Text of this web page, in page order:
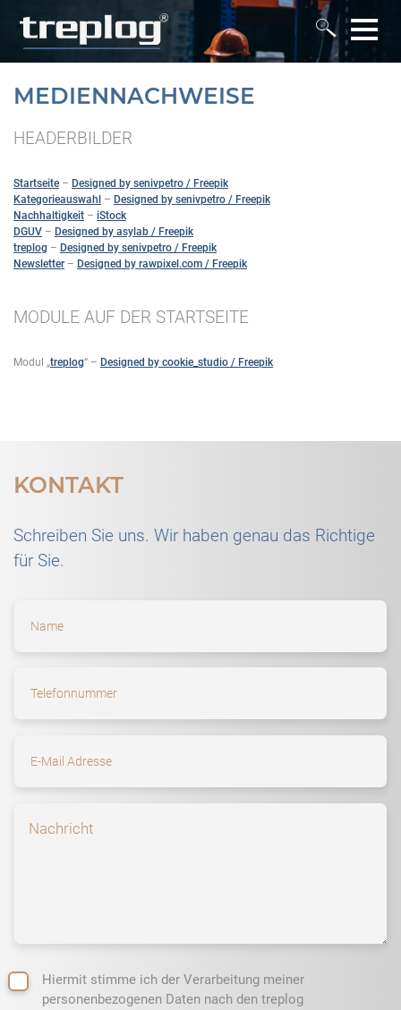
MEDIENNACHWEISE
HEADERBILDER
Startseite – Designed by senivpetro / Freepik
Kategorieauswahl – Designed by senivpetro / Freepik
Nachhaltigkeit – iStock
DGUV – Designed by asylab / Freepik
treplog – Designed by senivpetro / Freepik
Newsletter – Designed by rawpixel.com / Freepik
MODULE AUF DER STARTSEITE
Modul „treplog“ – Designed by cookie_studio / Freepik
KONTAKT
Schreiben Sie uns. Wir haben genau das Richtige
für Sie.
Hiermit stimme ich der Verarbeitung meiner
personenbezogenen Daten nach den treplog